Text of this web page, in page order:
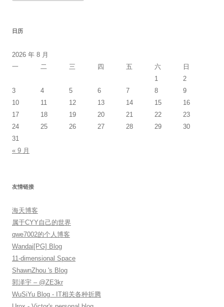
日历
2026 年 8 月
一
二 三 四 五 六
日
1
2
3
4 5 6 7 8
9
10
11 12 13 14 15
16
17
18 19 20 21 22
23
24
25 26 27 28 29
30
31
« 9 月
友情链接
海天博客
属于CYY自己的世界
qwe7002的个人博客
Wandai[PG] Blog
11-dimensional Space
ShawnZhou 's Blog
郭泽宇 – @ZE3kr
WuSiYu Blog - IT相关各种折腾